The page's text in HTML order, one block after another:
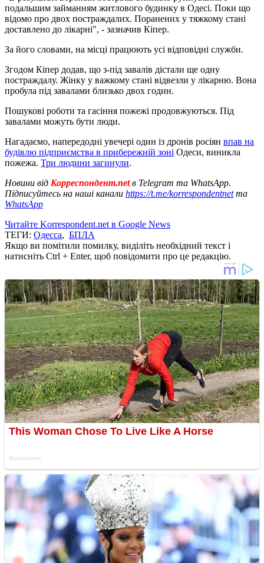
подальшим займанням житлового будинку в Одесі. Поки що
відомо про двох постраждалих. Поранених у тяжкому стані
доставлено до лікарні", - зазначив Кіпер.
За його словами, на місці працюють усі відповідні служби.
Згодом Кіпер додав, що з-під завалів дістали ще одну
постраждалу. Жінку у важкому стані відвезли у лікарню. Вона
пробула під завалами близько двох годин.
Пошукові роботи та гасіння пожежі продовжуються. Під
завалами можуть бути люди.
Нагадаємо, напередодні увечері один із дронів росіян впав на
будівлю підприємства в прибережній зоні Одеси, виникла
пожежа. Три людини загинули.
Новини від Корреспондент.netв Telegram та WhatsApp.
Підписуйтесь на наші канали https://t.me/korrespondentnetта
WhatsApp
Читайте Korrespondent.net в Google News
ТЕГИ: Одесса, БПЛА
Якщо ви помітили помилку, виділіть необхідний текст і
натисніть Ctrl + Enter, щоб повідомити про це редакцію.